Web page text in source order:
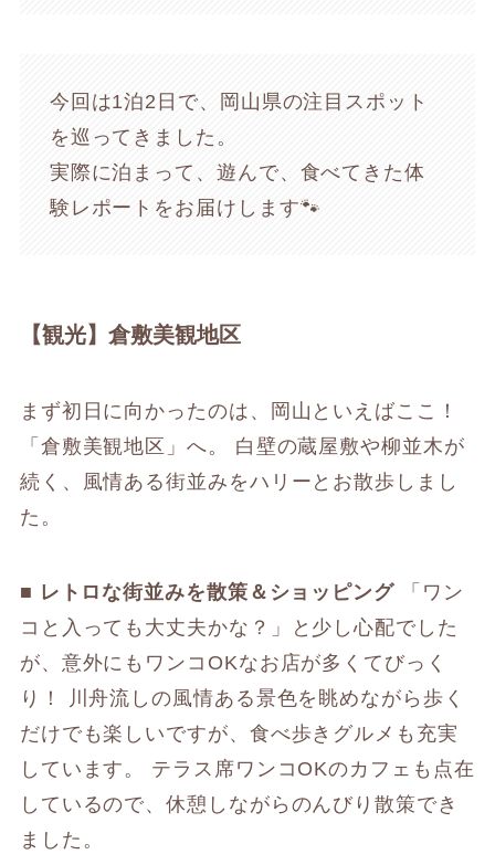
今回は1泊2日で、岡山県の注目スポット
を巡ってきました。
実際に泊まって、遊んで、食べてきた体
験レポートをお届けします🐾
【観光】倉敷美観地区
まず初日に向かったのは、岡山といえばここ！
「倉敷美観地区」へ。 白壁の蔵屋敷や柳並木が
続く、風情ある街並みをハリーとお散歩しまし
た。
■ レトロな街並みを散策＆ショッピング「ワン
コと入っても大丈夫かな？」と少し心配でした
が、意外にもワンコOKなお店が多くてびっく
り！ 川舟流しの風情ある景色を眺めながら歩く
だけでも楽しいですが、食べ歩きグルメも充実
しています。 テラス席ワンコOKのカフェも点在
しているので、休憩しながらのんびり散策でき
ました。